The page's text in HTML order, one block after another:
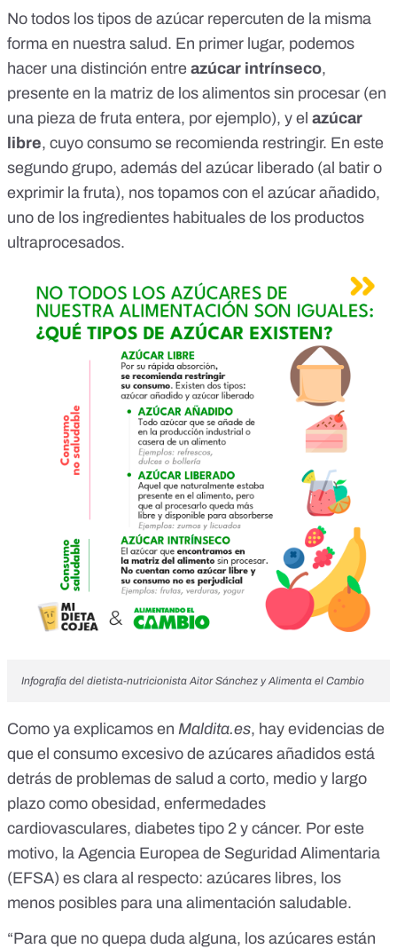
No todos los tipos de azúcar repercuten de la misma
forma en nuestra salud. En primer lugar, podemos
hacer una distinción entre azúcar intrínseco,
presente en la matriz de los alimentos sin procesar (en
una pieza de fruta entera, por ejemplo), y el azúcar
libre, cuyo consumo se recomienda restringir. En este
segundo grupo, además del azúcar liberado (al batir o
exprimir la fruta), nos topamos con el azúcar añadido,
uno de los ingredientes habituales de los productos
ultraprocesados.
Infografía del dietista-nutricionista Aitor Sánchez y Alimenta el Cambio
Como ya explicamos en Maldita.es, hay evidencias de
que el consumo excesivo de azúcares añadidos está
detrás de problemas de salud a corto, medio y largo
plazo como obesidad, enfermedades
cardiovasculares, diabetes tipo 2 y cáncer. Por este
motivo, l a Agencia Europea de Seguridad Alimentaria
(EFSA) es clara al respecto: azúcares libres, los
menos posibles para una alimentación saludable.
“Para que no quepa duda alguna, los azúcares están